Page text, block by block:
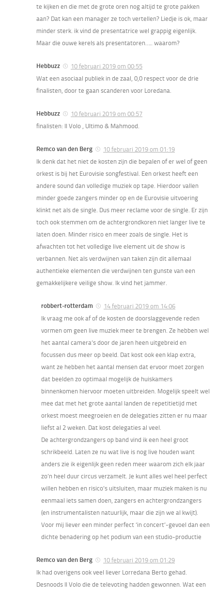
te kijken en die met de grote oren nog altijd te grote pakken
aan? Dat kan een manager ze toch vertellen? Liedje is ok, maar
minder sterk. ik vind de presentatrice wel grappig eigenlijk.
Maar die ouwe kerels als presentatoren….. waarom?
Hebbuzz
10 februari 2019 om 00:55
Wat een asociaal publiek in de zaal, 0,0 respect voor de drie
finalisten, door te gaan scanderen voor Loredana.
Hebbuzz
10 februari 2019 om 00:57
finalisten: Il Volo , Ultimo & Mahmood.
Remco van den Berg
10 februari 2019 om 01:19
Ik denk dat het niet de kosten zijn die bepalen of er wel of geen
orkest is bij het Eurovisie songfestival. Een orkest heeft een
andere sound dan volledige muziek op tape. Hierdoor vallen
minder goede zangers minder op en de Eurovisie uitvoering
klinkt net als de single. Dus meer reclame voor de single. Er zijn
toch ook stemmen om de achtergrondkoren niet langer live te
laten doen. Minder risico en meer zoals de single. Het is
afwachten tot het volledige live element uit de show is
verbannen. Net als verdwijnen van taken zijn dit allemaal
authentieke elementen die verdwijnen ten gunste van een
gemakkelijkere veilige show. Ik vind het jammer.
robbert-rotterdam
14 februari 2019 om 14:06
Ik vraag me ook af of de kosten de doorslaggevende reden
vormen om geen live muziek meer te brengen. Ze hebben wel
het aantal camera’s door de jaren heen uitgebreid en
focussen dus meer op beeld. Dat kost ook een klap extra,
want ze hebben het aantal mensen dat ervoor moet zorgen
dat beelden zo optimaal mogelijk de huiskamers
binnenkomen hiervoor moeten uitbreiden. Mogelijk speelt wel
mee dat met het grote aantal landen de repetitietijd met
orkest moest meegroeien en de delegaties zitten er nu maar
liefst al 2 weken. Dat kost delegaties al veel.
De achtergrondzangers op band vind ik een heel groot
schrikbeeld. Laten ze nu wat live is nog live houden want
anders zie ik eigenlijk geen reden meer waarom zich elk jaar
zo’n heel duur circus verzamelt. Je kunt alles wel heel perfect
willen hebben en risico’s uitsluiten, maar muziek maken is nu
eenmaal iets samen doen, zangers en achtergrondzangers
(en instrumentalisten natuurlijk, maar die zijn we al kwijt).
Voor mij liever een minder perfect ‘in concert’-gevoel dan een
dichte benadering op het podium van een studio-productie
Remco van den Berg
10 februari 2019 om 01:29
Ik had overigens ook veel liever Lorredana Berto gehad.
Desnoods Il Volo die de televoting hadden gewonnen. Wat een